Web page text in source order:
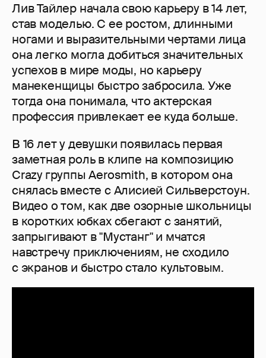
Лив Тайлер начала свою карьеру в 14 лет,
став моделью. С ее ростом, длинными
ногами и выразительными чертами лица
она легко могла добиться значительных
успехов в мире моды, но карьеру
манекенщицы быстро забросила. Уже
тогда она понимала, что актерская
профессия привлекает ее куда больше.
В 16 лет у девушки появилась первая
заметная роль в клипе на композицию
Crazy группы Aerosmith, в котором она
снялась вместе с Алисией Сильверстоун.
Видео о том, как две озорные школьницы
в коротких юбках сбегают с занятий,
запрыгивают в "Мустанг" и мчатся
навстречу приключениям, не сходило
с экранов и быстро стало культовым.